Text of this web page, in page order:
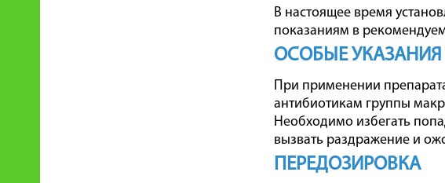
В настоящее время
показаниям в
ОСОБЫЕ УКАЗАНИЯ
При применении
антибиотикам группы
Необходимо избегать
вызвать раздражение и
ПЕРЕДОЗИРОВКА